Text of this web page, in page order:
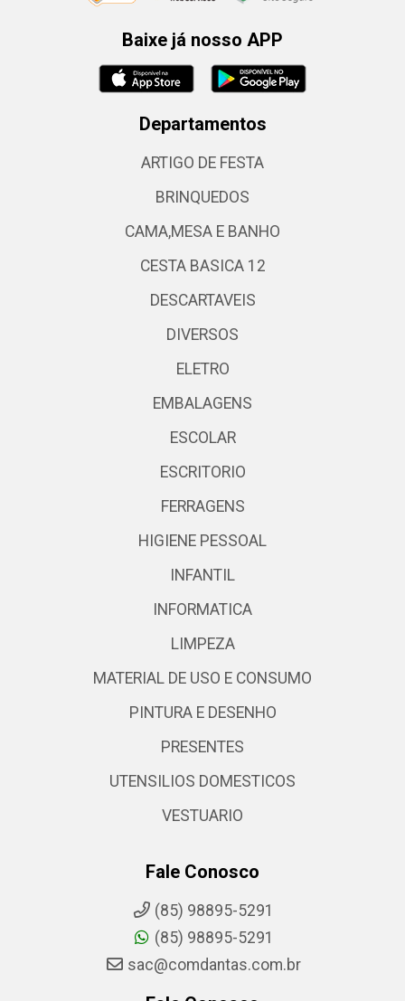
Baixe já nosso APP
Departamentos
ARTIGO DE FESTA
BRINQUEDOS
CAMA,MESA E BANHO
CESTA BASICA 12
DESCARTAVEIS
DIVERSOS
ELETRO
EMBALAGENS
ESCOLAR
ESCRITORIO
FERRAGENS
HIGIENE PESSOAL
INFANTIL
INFORMATICA
LIMPEZA
MATERIAL DE USO E CONSUMO
PINTURA E DESENHO
PRESENTES
UTENSILIOS DOMESTICOS
VESTUARIO
Fale Conosco
(85) 98895-5291
(85) 98895-5291
sac@comdantas.com.br